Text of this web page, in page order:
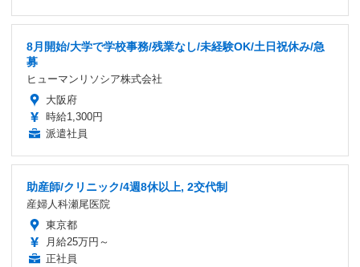
8月開始/大学で学校事務/残業なし/未経験OK/土日祝休み/急
募
ヒューマンリソシア株式会社
大阪府
時給1,300円
派遣社員
助産師/クリニック/4週8休以上, 2交代制
産婦人科瀬尾医院
東京都
月給25万円～
正社員